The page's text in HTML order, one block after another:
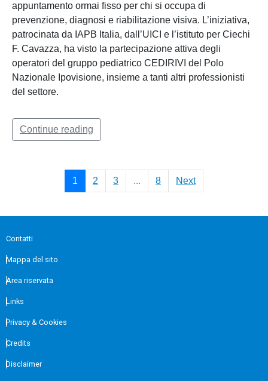
appuntamento ormai fisso per chi si occupa di
prevenzione, diagnosi e riabilitazione visiva. L’iniziativa,
patrocinata da IAPB Italia, dall’UICI e l’istituto per Ciechi
F. Cavazza, ha visto la partecipazione attiva degli
operatori del gruppo pediatrico CEDIRIVI del Polo
Nazionale Ipovisione, insieme a tanti altri professionisti
del settore.
Continue reading
1 2 3 ... 8 Next
Contatti
Mappa del sito
Area riservata
Links
Privacy & Cookies
Credits
Disclaimer